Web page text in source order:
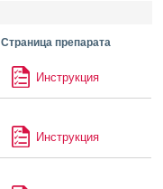
Страница препарата
Инструкция
Инструкция